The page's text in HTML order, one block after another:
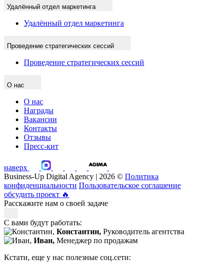
Удалённый отдел маркетинга
Удалённый отдел маркетинга
Проведение стратегических сессий
Проведение стратегических сессий
О нас
О нас
Награды
Вакансии
Контакты
Отзывы
Пресс-кит
наверх
Business-Up Digital Agency | 2026 © Политика
конфиденциальности Пользовательское соглашение
обсудить проект 🔥
Расскажите нам о своей задаче
С вами будут работать:
Константин, Руководитель агентства
Иван, Менеджер по продажам
Кстати, еще у нас полезные соц.сети: